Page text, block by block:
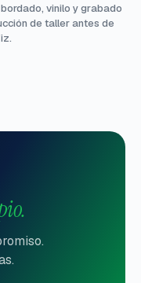
vinilo y grabado
de taller antes de